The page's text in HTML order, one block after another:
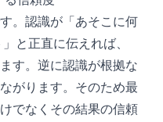
。認識が「あそこに何
と正直に伝えれば、
す。逆に認識が根拠な
がります。そのため最
でなくその結果の信頼